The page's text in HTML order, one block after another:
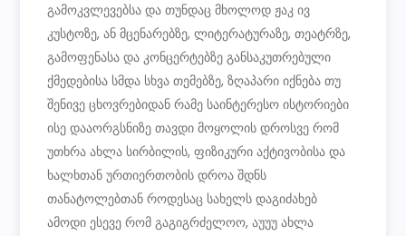
გამოკვლევებსა და თუნდაც მხოლოდ ჟაკ ივ
კუსტოზე, ან მცენარებზე, ლიტერატურაზე, თეატრზე,
გამოფენასა და კონცერტებზე განსაკუთრებული
ქმედებისა სმდა სხვა თემებზე, ზღაპარი იქნება თუ
შენივე ცხოვრებიდან რამე საინტერესო ისტორიები
ისე დააორგსნიზე თავდი მოყოლის დროსვე რომ
უთხრა ახლა სირბილის, ფიზიკური აქტივობისა და
ხალხთან ურთიერთობის დროა შდნს
თანატოლებთან როდესაც სახელს დაგიძახებ
ამოდი ესევე რომ გაგიგრძელოო, აუუუ ახლა